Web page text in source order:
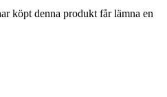
köpt denna produkt får lämna en